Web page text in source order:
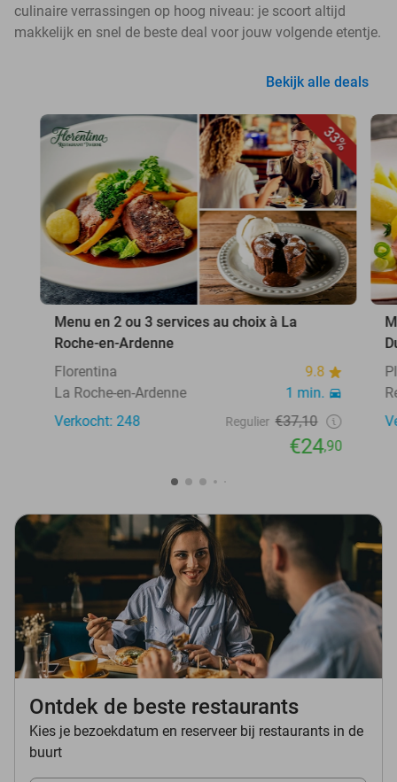
culinaire verrassingen op hoog niveau: je scoort altijd
makkelijk en snel de beste deal voor jouw volgende etentje.
Bekijk alle deals
33%
Menu en 2 ou 3 services au choix à La
Roche-en-Ardenne
Florentina
9.8
La Roche-en-Ardenne
1 min.
Verkocht: 248
Regulier €37,10
€24,90
Ontdek de beste restaurants
Kies je bezoekdatum en reserveer bij restaurants in de
buurt